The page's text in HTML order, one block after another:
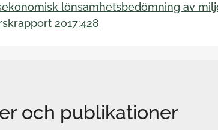
lönsamhetsbedömning av
2017:428
och publikationer